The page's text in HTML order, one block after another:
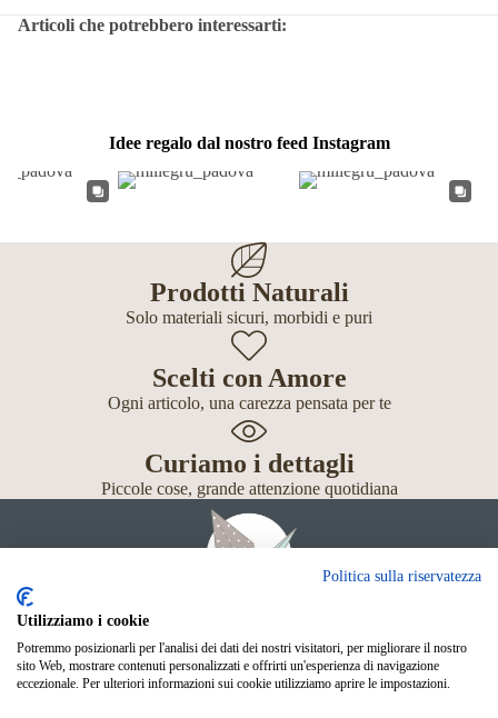
Articoli che potrebbero interessarti:
Idee regalo dal nostro feed Instagram
Prodotti Naturali
Solo materiali sicuri, morbidi e puri
Scelti con Amore
Ogni articolo, una carezza pensata per te
Curiamo i dettagli
Piccole cose, grande attenzione quotidiana
Giochi
Neonato
Politica sulla riservatezza
Utilizziamo i cookie
Potremmo posizionarli per l'analisi dei dati dei nostri visitatori, per migliorare il nostro
sito Web, mostrare contenuti personalizzati e offrirti un'esperienza di navigazione
eccezionale. Per ulteriori informazioni sui cookie utilizziamo aprire le impostazioni.